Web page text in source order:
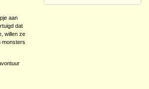
aan
dat
willen ze
monsters